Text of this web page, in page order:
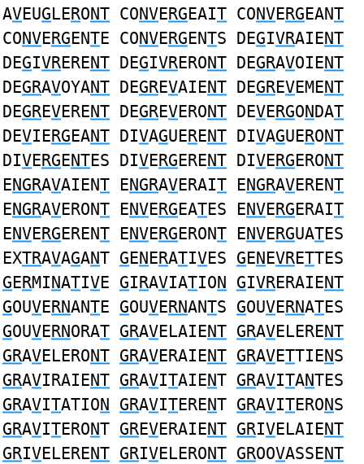
AVEUGLERONT CONVERGEAIT CONVERGEANT
CONVERGENTE CONVERGENTS DEGIVRAIENT
DEGIVRERENT DEGIVRERONT DEGRAVOIENT
DEGRAVOYANT DEGREVAIENT DEGREVEMENT
DEGREVERENT DEGREVERONT DEVERGONDAT
DEVIERGEANT DIVAGUERENT DIVAGUERONT
DIVERGENTES DIVERGERENT DIVERGERONT
ENGRAVAIENT ENGRAVERAIT ENGRAVERENT
ENGRAVERONT ENVERGEATES ENVERGERAIT
ENVERGERENT ENVERGERONT ENVERGUATES
EXTRAVAGANT GENERATIVES GENEVRETTES
GERMINATIVE GIRAVIATION GIVRERAIENT
GOUVERNANTE GOUVERNANTS GOUVERNATES
GOUVERNORAT GRAVELAIENT GRAVELERENT
GRAVELERONT GRAVERAIENT GRAVETTIENS
GRAVIRAIENT GRAVITAIENT GRAVITANTES
GRAVITATION GRAVITERENT GRAVITERONS
GRAVITERONT GREVERAIENT GRIVELAIENT
GRIVELERENT GRIVELERONT GROOVASSENT